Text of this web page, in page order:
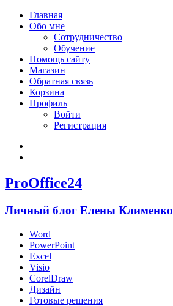
Главная
Обо мне
Сотрудничество
Обучение
Помощь сайту
Магазин
Обратная связь
Корзина
Профиль
Войти
Регистрация
ProOffice24
Личный блог Елены Клименко
Word
PowerPoint
Excel
Visio
CorelDraw
Дизайн
Готовые решения